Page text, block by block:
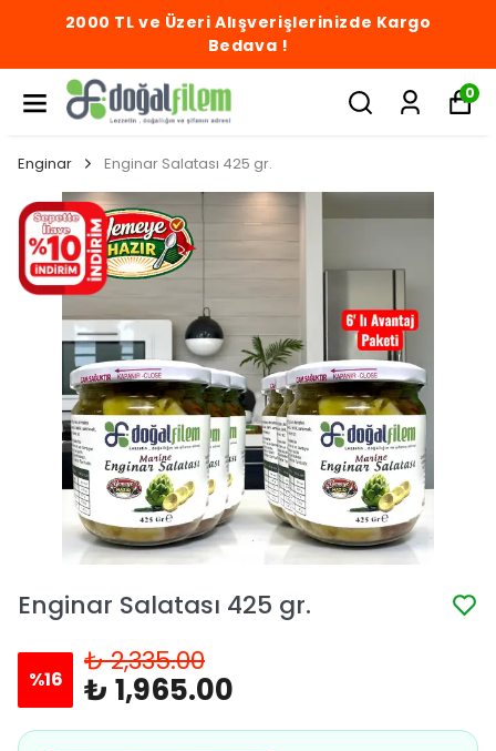
2000 TL ve Üzeri Alışverişlerinizde Kargo
Bedava !
0
Enginar Enginar Salatası 425 gr.
Enginar Salatası 425 gr.
%16
₺ 2,335.00
₺ 1,965.00